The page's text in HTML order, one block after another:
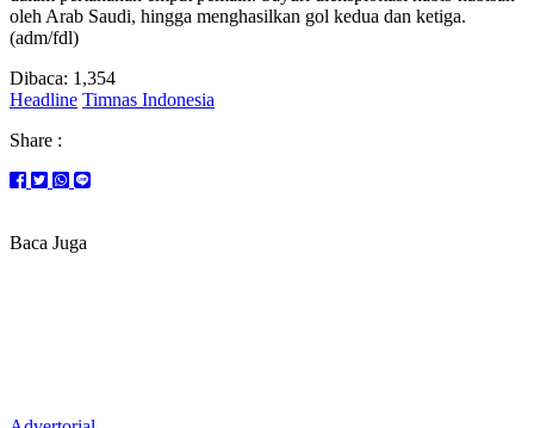
oleh Arab Saudi, hingga menghasilkan gol kedua dan ketiga.
(adm/fdl)
Dibaca: 1,354
Headline Timnas Indonesia
Share :
Baca Juga